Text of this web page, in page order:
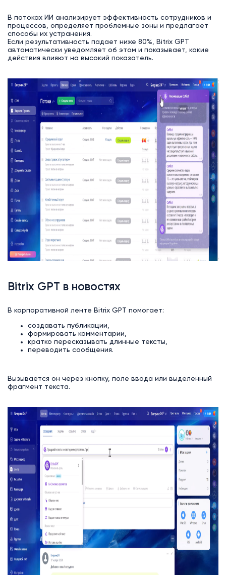
В потоках ИИ анализирует эффективность сотрудников и
процессов, определяет проблемные зоны и предлагает
способы их устранения.
Если результативность падает ниже 80%, Bitrix GPT
автоматически уведомляет об этом и показывает, какие
действия влияют на высокий показатель.
Bitrix GPT в новостях
В корпоративной ленте Bitrix GPT помогает:
создавать публикации,
формировать комментарии,
кратко пересказывать длинные тексты,
переводить сообщения.
Вызывается он через кнопку, поле ввода или выделенный
фрагмент текста.